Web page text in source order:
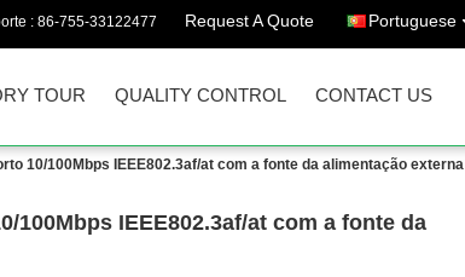
: 86-755-33122477 Request A Quote Portuguese
TOUR QUALITY CONTROL CONTACT US
10/100Mbps IEEE802.3af/at com a fonte da alimentação externa
100Mbps IEEE802.3af/at com a fonte da